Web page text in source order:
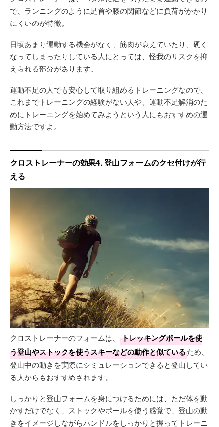
で、ランニングのように足首や膝の関節などに負荷がかかり
にくいのが特徴。
日頃あまり運動する機会がなく、筋肉が衰えていたり、硬く
なってしまったりしている人にとっては、怪我のリスクを抑
えられる部分があります。
運動不足の人でも安心して取り組めるトレーニングなので、
これまでトレーニングの経験がない人や、運動不足解消のた
めにトレーニングを始めてみようという人にもおすすめの運
動方法ですよ。
クロストレーナーの効果4. 登山フォームのクセ付けが行
える
クロストレーナーのフォームは、
トレッキングポールを使
う登山やストックを使うスキーなどの動作と似ているため、
登山中の動きを実際にシミュレーションできると登山してい
る人からもおすすめされます。
しっかりと登山フォームを身につけるためには、ただ体を動
かすだけでなく、ストックやポールを使う感覚で、登山の動
きをイメージしながらハンドルをしっかりと握ってトレーニ